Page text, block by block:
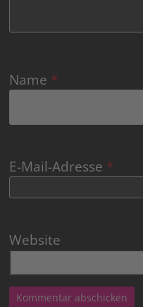
Name *
E-Mail-Adresse *
Website